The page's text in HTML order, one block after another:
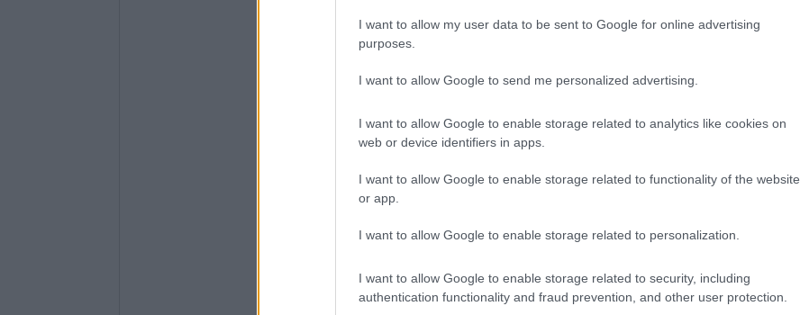
I want to allow my user data to be sent to Google for online advertising
purposes.
I want to allow Google to send me personalized advertising.
I want to allow Google to enable storage related to analytics like cookies on
web or device identifiers in apps.
I want to allow Google to enable storage related to functionality of the website
or app.
I want to allow Google to enable storage related to personalization.
I want to allow Google to enable storage related to security, including
authentication functionality and fraud prevention, and other user protection.